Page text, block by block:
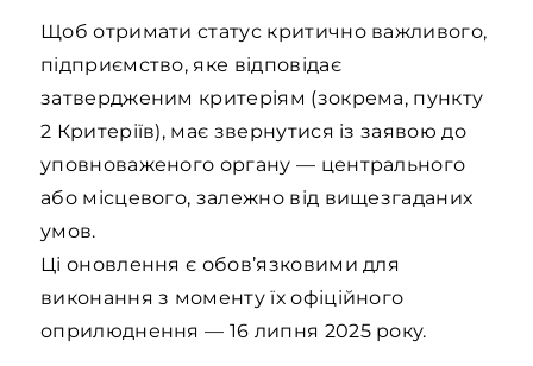
Щоб отримати статус критично важливого,
підприємство, яке відповідає
затвердженим критеріям (зокрема, пункту
2 Критеріїв), має звернутися із заявою до
уповноваженого органу — центрального
або місцевого, залежно від вищезгаданих
умов.
Ці оновлення є обов’язковими для
виконання з моменту їх офіційного
оприлюднення — 16 липня 2025 року.